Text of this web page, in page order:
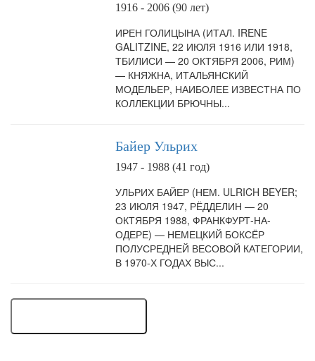
1916 - 2006 (90 лет)
ИРЕН ГОЛИЦЫНА (ИТАЛ. IRENE
GALITZINE, 22 ИЮЛЯ 1916 ИЛИ 1918,
ТБИЛИСИ — 20 ОКТЯБРЯ 2006, РИМ)
— КНЯЖНА, ИТАЛЬЯНСКИЙ
МОДЕЛЬЕР, НАИБОЛЕЕ ИЗВЕСТНА ПО
КОЛЛЕКЦИИ БРЮЧНЫ...
Байер Ульрих
1947 - 1988 (41 год)
УЛЬРИХ БАЙЕР (НЕМ. ULRICH BEYER;
23 ИЮЛЯ 1947, РЁДДЕЛИН — 20
ОКТЯБРЯ 1988, ФРАНКФУРТ-НА-
ОДЕРЕ) — НЕМЕЦКИЙ БОКСЁР
ПОЛУСРЕДНЕЙ ВЕСОВОЙ КАТЕГОРИИ,
В 1970-Х ГОДАХ ВЫС...